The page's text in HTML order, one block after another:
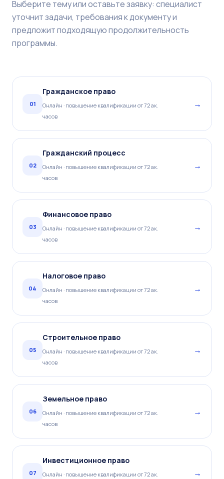
Выберите тему или оставьте заявку: специалист
уточнит задачи, требования к документу и
предложит подходящую продолжительность
программы.
01
Гражданское право
Онлайн · повышение квалификации от 72 ак.
часов
→
02
Гражданский процесс
Онлайн · повышение квалификации от 72 ак.
часов
→
03
Финансовое право
Онлайн · повышение квалификации от 72 ак.
часов
→
04
Налоговое право
Онлайн · повышение квалификации от 72 ак.
часов
→
05
Строительное право
Онлайн · повышение квалификации от 72 ак.
часов
→
06
Земельное право
Онлайн · повышение квалификации от 72 ак.
часов
→
07
Инвестиционное право
Онлайн · повышение квалификации от 72 ак.
→